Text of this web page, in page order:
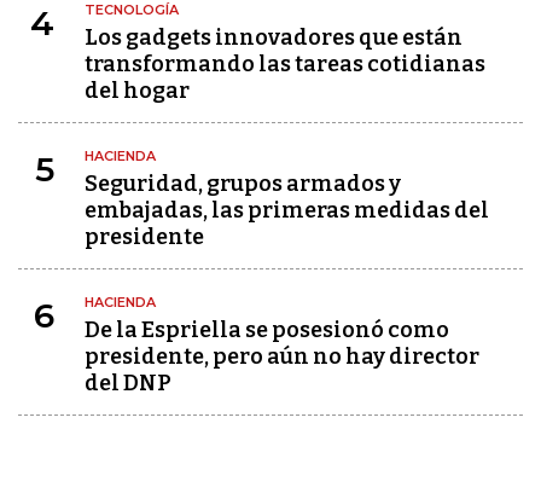
4 TECNOLOGÍA
Los gadgets innovadores que están
transformando las tareas cotidianas
del hogar
5 HACIENDA
Seguridad, grupos armados y
embajadas, las primeras medidas del
presidente
6 HACIENDA
De la Espriella se posesionó como
presidente, pero aún no hay director
del DNP